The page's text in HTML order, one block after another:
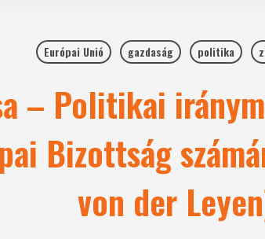
Európai Unió gazdaság politika
– Politikai
Bizottság
von der